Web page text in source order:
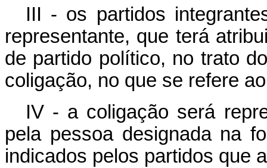
III - os partidos
representante, que terá
de partido político, no trato
coligação, no que se refere
IV - a coligação será
pela pessoa designada na
indicados pelos partidos que